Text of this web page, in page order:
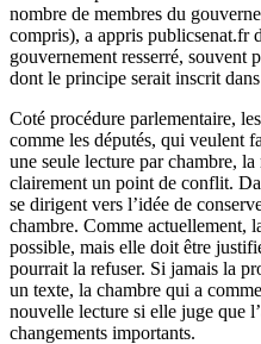
nombre de membres du
compris), a appris publicsenat.fr
gouvernement resserré, souvent
dont le principe serait inscrit
Coté procédure parlementaire,
comme les députés, qui veulent
une seule lecture par chambre,
clairement un point de conflit.
se dirigent vers l’idée de
chambre. Comme actuellement,
possible, mais elle doit être
pourrait la refuser. Si jamais la
un texte, la chambre qui a
nouvelle lecture si elle juge que
changements importants.